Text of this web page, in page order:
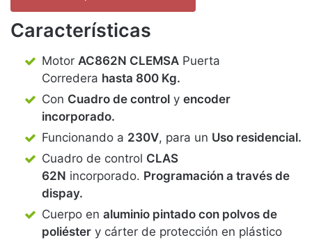
Características
Motor AC862N CLEMSA Puerta
Corredera hasta 800 Kg.
Con Cuadro de control y encoder
incorporado.
Funcionando a 230V, para un Uso residencial.
Cuadro de control CLAS
62N incorporado. Programación a través de
dispay.
Cuerpo en aluminio pintado con polvos de
poliéster y cárter de protección en plástico